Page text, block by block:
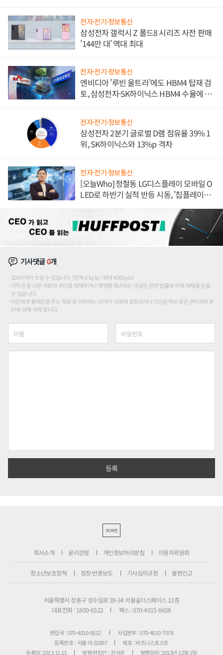
전자·전기·정보통신
삼성전자 갤럭시 Z 폴드8 시리즈 사전 판매
'144만 대' 역대 최대
전자·전기·정보통신
엔비디아 '루빈 울트라'에도 HBM4 탑재 검
토, 삼성전자·SK하이닉스 HBM4 수율에 주
전자·전기·정보통신
삼성전자 2분기 글로벌 D램 점유율 39% 1
위, SK하이닉스와 13%p 격차
전자·전기·정보통신
[오늘Who] 정철동 LG디스플레이 모바일 O
LED로 하반기 실적 반등 시동, '칩플레이
기사댓글0개
200자까지 쓰실 수 있습니다. (현재 0 byte / 최대 400byte)
저작권 등 다른 사람의 권리를 침해하거나 명예를 훼손하는 댓글은 관련 법률에 의해 제재를 받을
수 있습니다.
타인에게 불쾌감을 주는 욕설 등 비하하는 단어가 내용에 포함되거나 인신공격성 글은 관리자의 판
단에 의해 삭제 합니다.
PC버전
회사소개 윤리강령 개인정보처리방침 이용자위원회
청소년보호정책 정정·반론보도 기사심의규정 불편신고
서울특별시 성동구 성수일로 39-34 서울숲더스페이스 12층
대표전화 : 1800-6522
팩스 : 070-4015-8658
편집국 : 070-4010-8512
사업본부 : 070-4010-7078
등록번호 : 서울 아 02897
제호 : 비즈니스포스트
등록일: 2013.11.13
발행·편집인 : 강석운 발행일자: 2013년 12월 2일